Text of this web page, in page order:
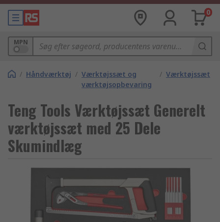
0
MPN
/ Håndværktøj / Værktøjssæt og
værktøjsopbevaring
/ Værktøjssæt
Teng Tools Værktøjssæt Generelt
værktøjssæt med 25 Dele
Skumindlæg